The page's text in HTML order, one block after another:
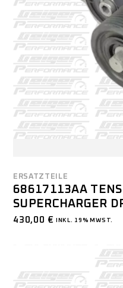
ERSATZTEILE
68617113AA
SUPERCHARGER
430,00 € INKL. 19% MWST.